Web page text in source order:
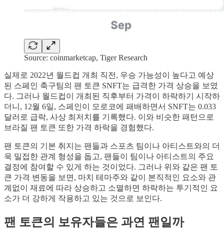
Source: coinmarketcap, Tiger Research
실제로 2022년 월드컵 개최 직전, 우승 가능성이 높다고 예상
된 스페인 축구팀의 팬 토큰 SNFT는 급격한 가격 상승을 보였
다. 그러나 월드컵이 개최된 직후부터 가격이 하락하기 시작하
더니, 12월 6일, 스페인이 모로코에 패배하면서 SNFT는 0.033
달러로 급락, 사상 최저치를 기록했다. 이와 비슷한 패턴으로
브라질 팬 토큰 또한 가격 하락을 경험했다.
팬 토큰의 기본 취지는 팬들과 스포츠 팀이나 아티스트와의 더
욱 밀접한 관계 형성을 돕고, 팬들이 팀이나 아티스트의 주요
결정에 참여할 수 있게 하는 것이었다. 그러나 위와 같은 팬 토
큰 가격 변동을 보면, 마치 테마주와 같이 본직적인 요소와 관
계없이 재료에 따라 상승하고 소멸하면 하락하는 투기적인 요
소가 더 강하게 작용하고 있는 것으로 보인다.
팬 토큰의 보유자들은 과연 팬일까